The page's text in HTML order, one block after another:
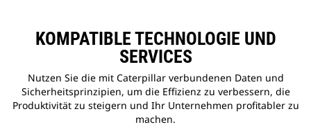
KOMPATIBLE TECHNOLOGIE UND
SERVICES
Nutzen Sie die mit Caterpillar verbundenen Daten und
Sicherheitsprinzipien, um die Effizienz zu verbessern, die
Produktivität zu steigern und Ihr Unternehmen profitabler zu
machen.